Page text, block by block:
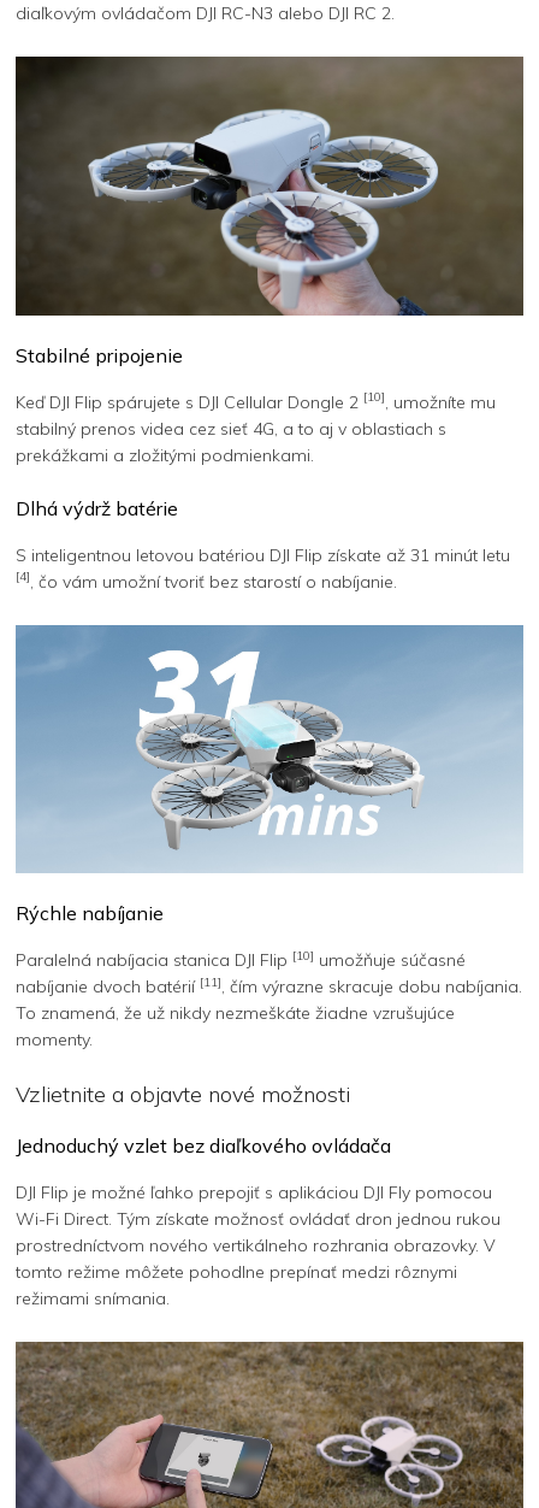
diaľkovým ovládačom DJI RC-N3 alebo DJI RC 2.
Stabilné pripojenie
Keď DJI Flip spárujete s DJI Cellular Dongle 2 [10], umožníte mu
stabilný prenos videa cez sieť 4G, a to aj v oblastiach s
prekážkami a zložitými podmienkami.
Dlhá výdrž batérie
S inteligentnou letovou batériou DJI Flip získate až 31 minút letu
[4], čo vám umožní tvoriť bez starostí o nabíjanie.
Rýchle nabíjanie
Paralelná nabíjacia stanica DJI Flip [10] umožňuje súčasné
nabíjanie dvoch batérií [11], čím výrazne skracuje dobu nabíjania.
To znamená, že už nikdy nezmeškáte žiadne vzrušujúce
momenty.
Vzlietnite a objavte nové možnosti
Jednoduchý vzlet bez diaľkového ovládača
DJI Flip je možné ľahko prepojiť s aplikáciou DJI Fly pomocou
Wi-Fi Direct. Tým získate možnosť ovládať dron jednou rukou
prostredníctvom nového vertikálneho rozhrania obrazovky. V
tomto režime môžete pohodlne prepínať medzi rôznymi
režimami snímania.